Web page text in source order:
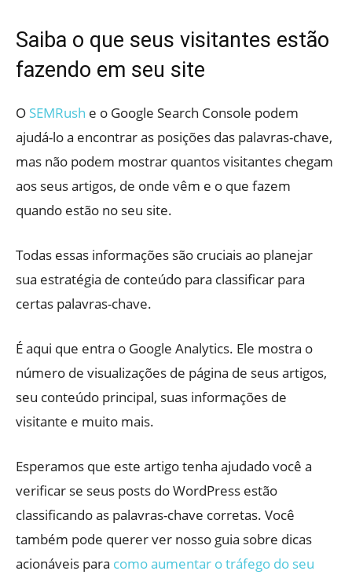
Saiba o que seus visitantes estão
fazendo em seu site
O SEMRush e o Google Search Console podem
ajudá-lo a encontrar as posições das palavras-chave,
mas não podem mostrar quantos visitantes chegam
aos seus artigos, de onde vêm e o que fazem
quando estão no seu site.
Todas essas informações são cruciais ao planejar
sua estratégia de conteúdo para classificar para
certas palavras-chave.
É aqui que entra o Google Analytics. Ele mostra o
número de visualizações de página de seus artigos,
seu conteúdo principal, suas informações de
visitante e muito mais.
Esperamos que este artigo tenha ajudado você a
verificar se seus posts do WordPress estão
classificando as palavras-chave corretas. Você
também pode querer ver nosso guia sobre dicas
acionáveis ​​para como aumentar o tráfego do seu